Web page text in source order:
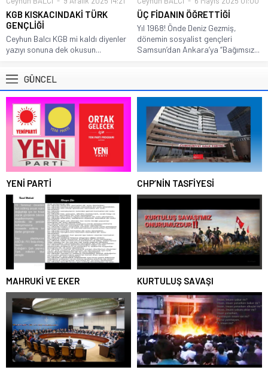
KGB KISKACINDAKİ TÜRK
GENÇLİĞİ
Ceyhun Balcı KGB mi kaldı diyenler
yazıyı sonuna dek okusun...
ÜÇ FİDANIN ÖĞRETTİĞİ
Yıl 1968! Önde Deniz Gezmiş,
dönemin sosyalist gençleri
Samsun’dan Ankara’ya “Bağımsız...
GÜNCEL
YENİ PARTİ CHP’NİN TASFİYESİ
MAHRUKİ VE EKER KURTULUŞ SAVAŞI